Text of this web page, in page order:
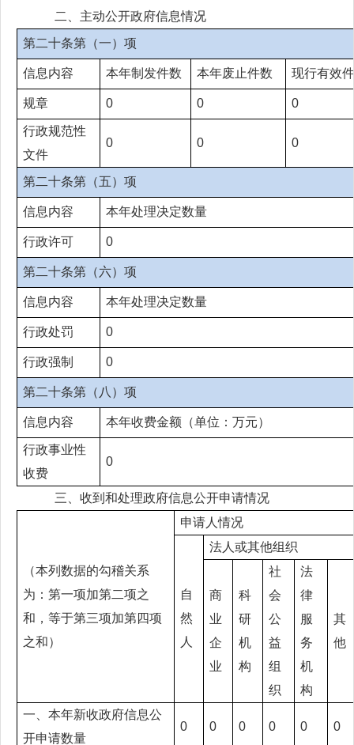
二、主动公开政府信息情况
第二十条第（一）项
信息内容 本年制发件数 本年废止件数 现行有效
规章 0 0 0
行政规范性
文件
0 0 0
第二十条第（五）项
信息内容 本年处理决定数量
行政许可 0
第二十条第（六）项
信息内容 本年处理决定数量
行政处罚 0
行政强制 0
第二十条第（八）项
信息内容 本年收费金额（单位：万元）
行政事业性
收费
0
三、收到和处理政府信息公开申请情况
（本列数据的勾稽关系
为：第一项加第二项之
和，等于第三项加第四项
之和）
申请人情况
自
然
人
法人或其他组织
商
业
企
业
科
研
机
构
社
会
公
益
组
织
法
律
服
务
机
构
其
他
一、本年新收政府信息公
开申请数量
0 0 0 0 0 0